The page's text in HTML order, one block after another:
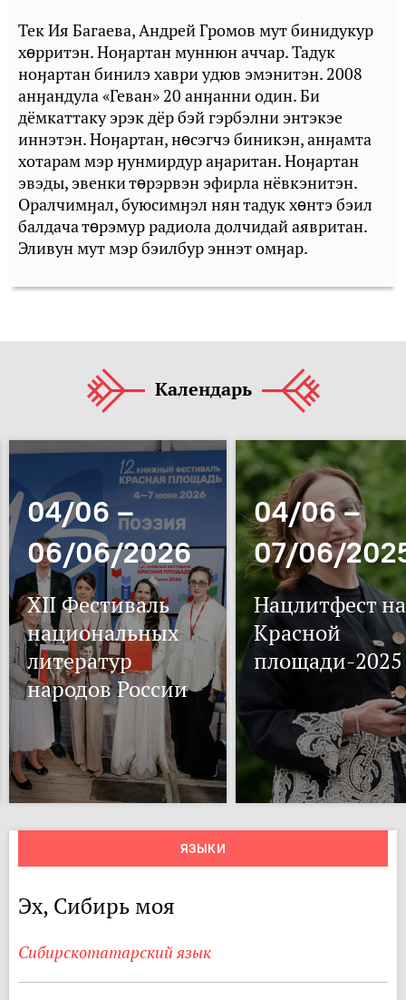
Тек Ия Багаева, Андрей Громов мут бинидукур
хɵрритэн. Ноӈартан муннюн аччар. Тадук
ноӈартан бинилэ хаври удюв эмэнитэн. 2008
анӈандула «Геван» 20 анӈанни один. Би
дёмкаттаку эрэк дёр бэй гэрбэлни энтэкэе
иннэтэн. Ноӈартан, нɵсэгчэ биникэн, анӈамта
хотарам мэр ӈунмирдур аӈаритан. Ноӈартан
эвэды, эвенки тɵрэрвэн эфирла нёвкэнитэн.
Оралчимӈал, буюсимӈэл нян тадук хɵнтэ бэил
балдача тɵрэмур радиола долчидай аявритан.
Эливун мут мэр бэилбур эннэт омӈар.
Календарь
04/06 –
06/06/2026
XII Фестиваль
национальных
литератур
народов России
04/06 –
07/06/
Нацлитфест на
Красной
площади-2025
ЯЗЫКИ
Эх, Сибирь моя
Сибирскотатарский язык